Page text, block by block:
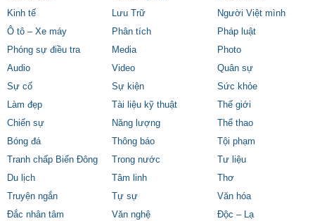
Kinh tế
Lưu Trữ
Người Việt mình
Ô tô – Xe máy
Phân tích
Pháp luật
Phóng sự điều tra
Media
Photo
Audio
Video
Quân sự
Sự cố
Sự kiện
Sức khỏe
Làm đẹp
Tài liệu kỹ thuật
Thế giới
Chiến sự
Năng lượng
Thể thao
Bóng đá
Thông báo
Tội phạm
Tranh chấp Biển Đông
Trong nước
Tư liệu
Du lịch
Tâm linh
Thơ
Truyện ngắn
Tự sự
Văn hóa
Đắc nhân tâm
Văn nghệ Độc – Lạ